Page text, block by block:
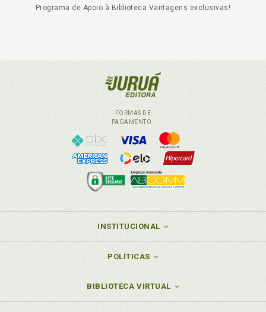
Programa de Apoio à Biblioteca Vantagens exclusivas!
FORMAS DE
PAGAMENTO
INSTITUCIONAL
POLÍTICAS
BIBLIOTECA VIRTUAL